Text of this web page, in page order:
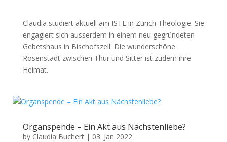
Claudia studiert aktuell am ISTL in Zürich Theologie. Sie
engagiert sich ausserdem in einem neu gegründeten
Gebetshaus in Bischofszell. Die wunderschöne
Rosenstadt zwischen Thur und Sitter ist zudem ihre
Heimat.
Organspende – Ein Akt aus Nächstenliebe?
by Claudia Buchert| 03. Jan 2022